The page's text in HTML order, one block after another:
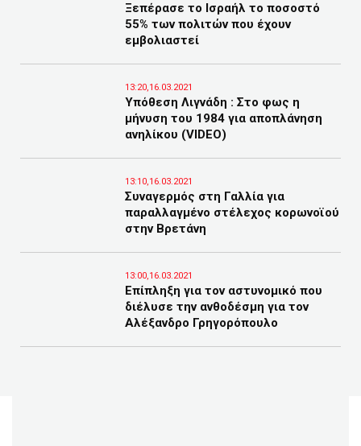
Ξεπέρασε το Ισραήλ το ποσοστό
55% των πολιτών που έχουν
εμβολιαστεί
13:20,16.03.2021
Υπόθεση Λιγνάδη : Στο φως η
μήνυση του 1984 για αποπλάνηση
ανηλίκου (VIDEO)
13:10,16.03.2021
Συναγερμός στη Γαλλία για
παραλλαγμένο στέλεχος κορωνοϊού
στην Βρετάνη
13:00,16.03.2021
Επίπληξη για τον αστυνομικό που
διέλυσε την ανθοδέσμη για τον
Αλέξανδρο Γρηγορόπουλο